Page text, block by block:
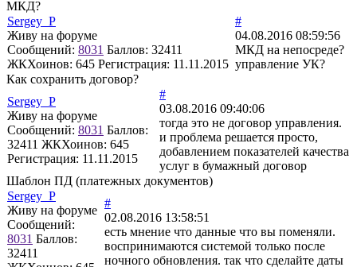
МКД?
Sergey_P
Живу на форуме
Сообщений: 8031 Баллов: 32411
ЖКХоинов: 645 Регистрация: 11.11.2015
#
04.08.2016 08:59:56
МКД на непосреде?
управление УК?
Как сохранить договор?
Sergey_P
Живу на форуме
Сообщений: 8031 Баллов:
32411 ЖКХоинов: 645
Регистрация: 11.11.2015
#
03.08.2016 09:40:06
тогда это не договор управления.
и проблема решается просто,
добавлением показателей качества
услуг в бумажный договор
Шаблон ПД (платежных документов)
Sergey_P
Живу на форуме
Сообщений:
8031 Баллов:
32411
#
02.08.2016 13:58:51
есть мнение что данные что вы поменяли.
воспринимаются системой только после
ночного обновления. так что сделайте даты